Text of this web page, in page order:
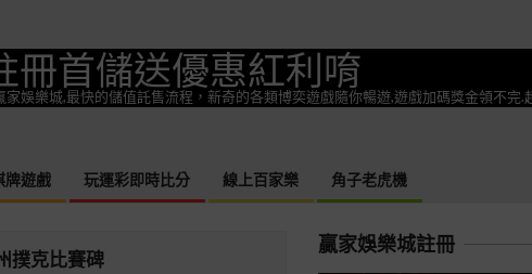
冊首儲送優惠紅利唷
娛樂城,最快的儲值託售流程，新奇的各類博奕遊戲隨你暢遊,遊戲加碼獎金領不完.
Primary
牌遊戲 玩運彩即時比分 線上百家樂 角子老虎機
撲克比賽碑
贏家娛樂城註冊